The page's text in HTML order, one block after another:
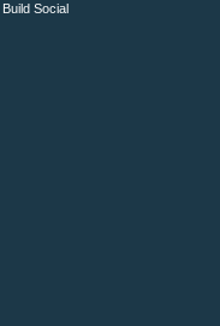
Build Social